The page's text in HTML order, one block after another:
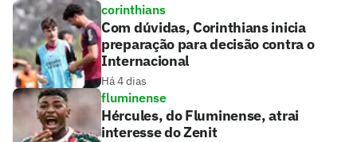
corinthians
Com dúvidas, Corinthians inicia
preparação para decisão contra o
Internacional
Há 4 dias
fluminense
Hércules, do Fluminense, atrai
interesse do Zenit